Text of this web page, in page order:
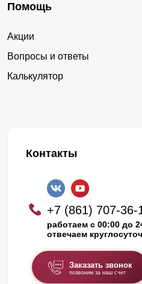
Помощь
Акции
Вопросы и ответы
Калькулятор
Контакты
+7 (861) 707-36-
работаем с 00:00 до
отвечаем
Заказать звонок
позвоним за наш счет